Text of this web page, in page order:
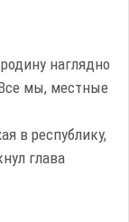
наглядно
мы, местные
в республику,
глава